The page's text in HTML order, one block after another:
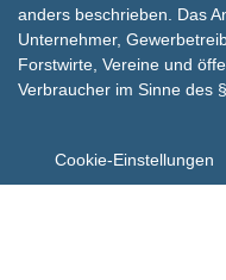
anders beschrieben. Das
Unternehmer,
Forstwirte, Vereine und
Verbraucher im Sinne des
Cookie-Einstellungen